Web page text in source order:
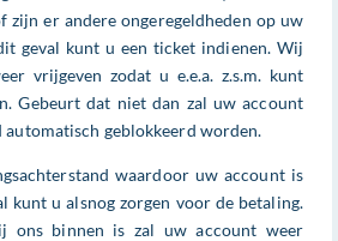
zijn er andere ongeregeldheden op uw
geval kunt u een ticket indienen. Wij
vrijgeven zodat u e.e.a. z.s.m. kunt
Gebeurt dat niet dan zal uw account
geblokkeerd worden.
waardoor uw account is
kunt u alsnog zorgen voor de betaling.
ons binnen is zal uw account weer